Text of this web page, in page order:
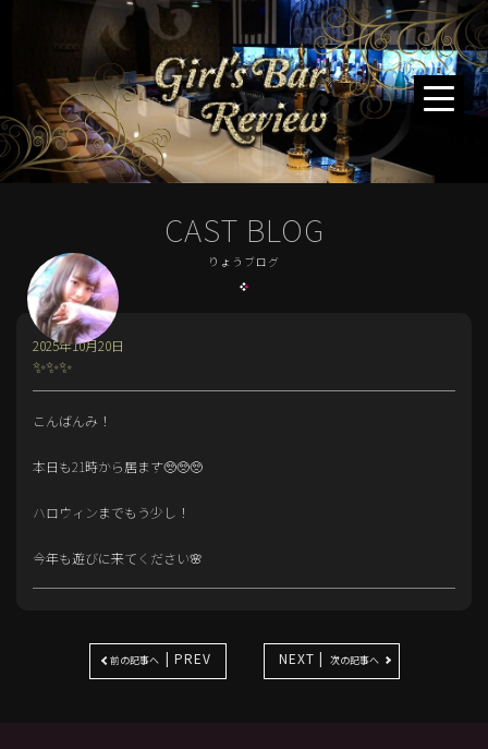
CAST BLOG
りょうブログ
✨✨✨
2025年10月20日
こんばんみ！
本日も21時から居ます🥺🥺🥺
ハロウィンまでもう少し！
今年も遊びに来てください🌸
前の記事へ | PREV NEXT | 次の記事へ